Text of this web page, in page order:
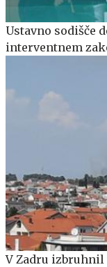
Ustavno sodišče
interventnem
V Zadru